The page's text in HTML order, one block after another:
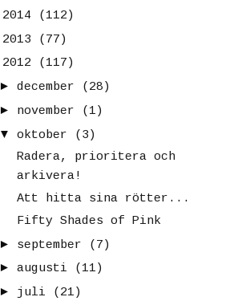
2014
(112)
2013
(77)
2012
(117)
► december
(28)
► november
(1)
▼
oktober
(3)
Radera, prioritera och
arkivera!
Att hitta sina rötter...
Fifty Shades of Pink
► september
(7)
► augusti
(11)
► juli
(21)